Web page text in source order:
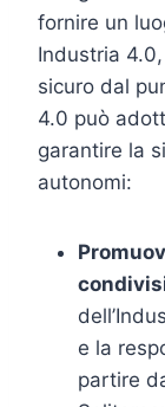
fornire un
Industria
sicuro dal
4.0 può
garantire la
autonomi:
e la
partire